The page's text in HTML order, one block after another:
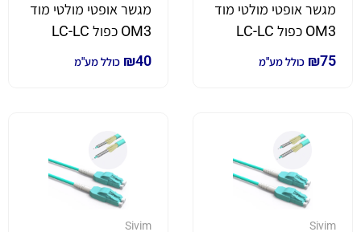
מגשר אופטי מולטי מוד
OM3 כפול LC-LC
באורך 15 מטר
₪75 כולל מע"מ
מגשר אופטי מולטי מוד
OM3 כפול LC-LC
באורך 2 מטר
₪40 כולל מע"מ
Sivim
Sivim